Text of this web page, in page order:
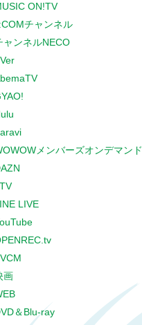
ON!TV
チャンネル
ャンネルNECO
メンバーズオンデマンド
LIVE
画
＆Blu-ray